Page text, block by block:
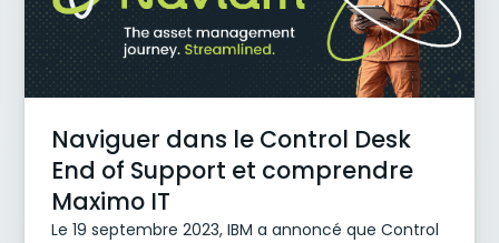
Naviguer dans le Control Desk
End of Support et comprendre
Maximo IT
Le 19 septembre 2023, IBM a annoncé que Control